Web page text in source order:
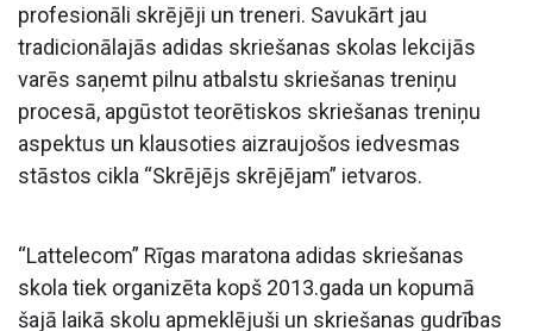
profesionāli skrējēji un treneri. Savukārt jau
tradicionālajās adidas skriešanas skolas lekcijās
varēs saņemt pilnu atbalstu skriešanas treniņu
procesā, apgūstot teorētiskos skriešanas treniņu
aspektus un klausoties aizraujošos iedvesmas
stāstos cikla “Skrējējs skrējējam” ietvaros.
“Lattelecom” Rīgas maratona adidas skriešanas
skola tiek organizēta kopš 2013.gada un kopumā
šajā laikā skolu apmeklējuši un skriešanas gudrības